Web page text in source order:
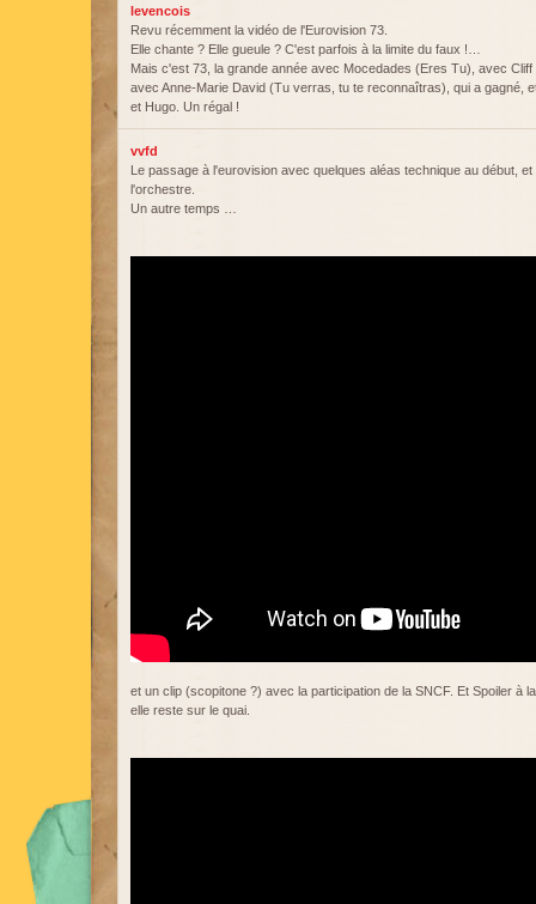
levencois
Revu récemment la vidéo de l'Eurovision 73.
Elle chante ? Elle gueule ? C'est parfois à la limite du faux !…
Mais c'est 73, la grande année avec Mocedades (Eres Tu), avec
avec Anne-Marie David (Tu verras, tu te reconnaîtras), qui a gagné,
et Hugo. Un régal !
vvfd
Le passage à l'eurovision avec quelques aléas technique au début,
l'orchestre.
Un autre temps …
et un clip (scopitone ?) avec la participation de la SNCF. Et Spoiler à
elle reste sur le quai.